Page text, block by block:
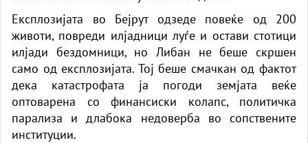
Експлозијата во Бејрут одзеде повеќе од 200
животи, повреди илјадници луѓе и остави стотици
илјади бездомници, но Либан не беше скршен
само од експлозијата. Тој беше смачкан од фактот
дека катастрофата ја погоди земјата веќе
оптоварена со финансиски колапс, политичка
парализа и длабока недоверба во сопствените
институции.